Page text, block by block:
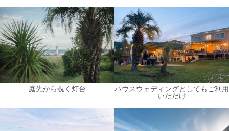
庭先から覗く灯台 ハウスウェディングとしてもご利用
いただけ